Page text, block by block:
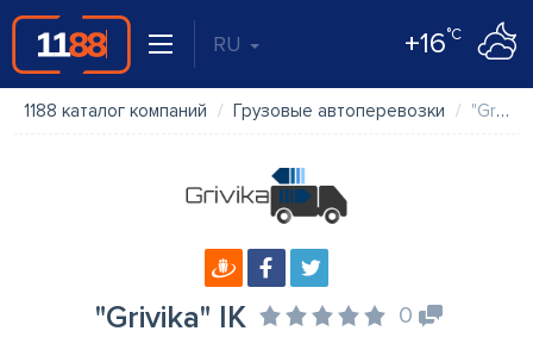
RU +16°C
1188 каталог компаний Грузовые автоперевозки "Grivika" IK
"Grivika" IK 0